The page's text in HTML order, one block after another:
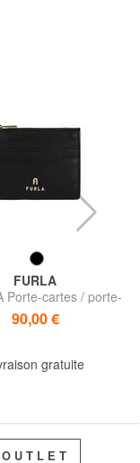
FURLA
Porte-cartes / porte-
en cuir
90,00 €
gratuite